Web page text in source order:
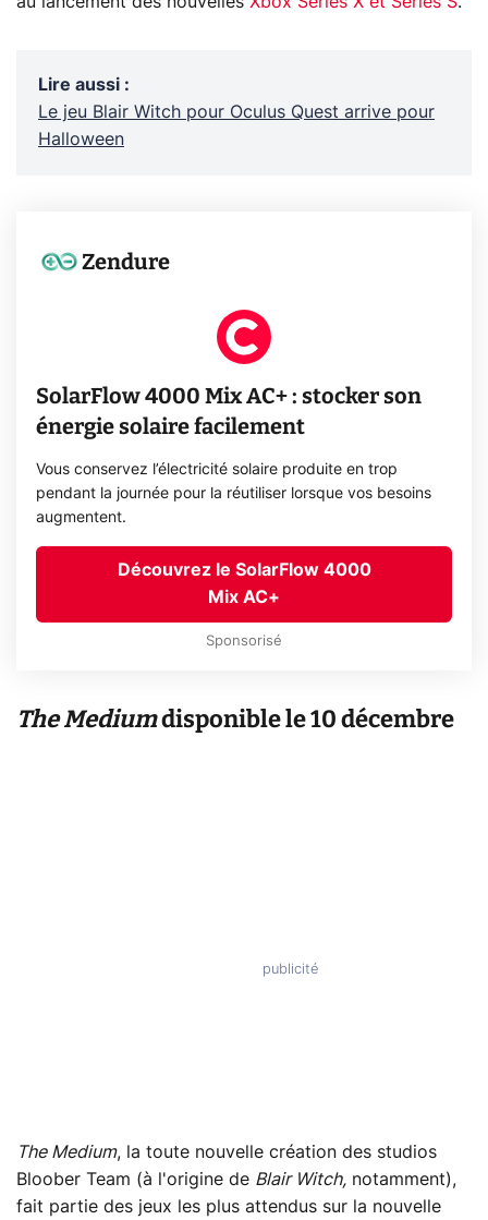
Lire aussi :
Le jeu Blair Witch pour Oculus Quest arrive pour
Halloween
Zendure
SolarFlow 4000 Mix AC+ : stocker son
énergie solaire facilement
Vous conservez l’électricité solaire produite en trop
pendant la journée pour la réutiliser lorsque vos besoins
augmentent.
Découvrez le SolarFlow 4000
Mix AC+
Sponsorisé
The Mediumdisponible le 10 décembre
The Medium, la toute nouvelle création des studios
Bloober Team (à l'origine de Blair Witch, notamment),
fait partie des jeux les plus attendus sur la nouvelle